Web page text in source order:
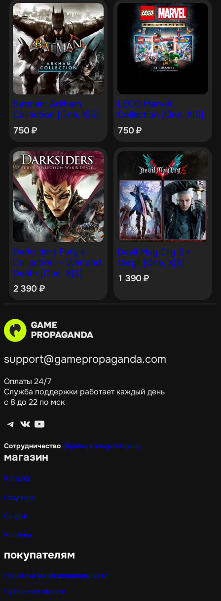
Batman: Arkham
Collection [One, X|S]
750₽
LEGO Marvel
Collection [One, X|S]
750₽
Darksiders Fury’s
Collection — War and
Death [One, X|S]
2 390 ₽
Devil May Cry 5 +
Vergil [One, X|S]
1 390₽
support@gamepropaganda.com
Оплаты 24/7
Служба поддержки работает каждый день
с 8 до 22 по мск
Telegram ВКонтакте YouTube
Сотрудничество @gamepropagandagang
магазин
Каталог
Подписки
Скидки
Корзина
покупателям
Политика конфиденциальности
Публичная оферта